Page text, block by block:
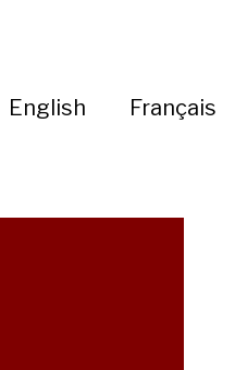
English Français